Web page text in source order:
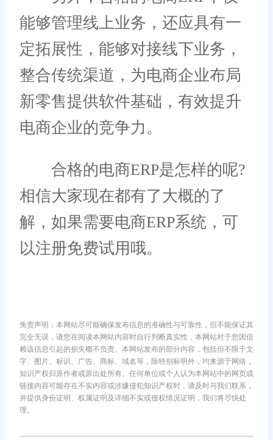
能够管理线上业务，还应具有一
定拓展性，能够对接线下业务，
整合传统渠道，为电商企业布局
新零售提供软件基础，有效提升
电商企业的竞争力。
合格的电商ERP是怎样的呢?
相信大家现在都有了大概的了
解，如果需要电商ERP系统，可
以注册免费试用哦。
免责声明：本网站尽可能确保发布信息的准确性与可靠性，但不能保证其
完全无误，请您在阅读本网站内容时自行判断真实性，本网站对于您因信
赖该信息引起的损失概不负责。本网站发布的部分内容，包括但不限于文
字、图片、标识、广告、商标、域名等，除特别标明外，均来源于网络，
知识产权归原作者或原出处所有。任何单位或个人认为本网站中的网页或
链接内容可能存在不实内容或涉嫌侵犯知识产权时，请及时与我们联系，
并提供身份证明、权属证明及详细不实或侵权情况证明，我们将尽快处
理。